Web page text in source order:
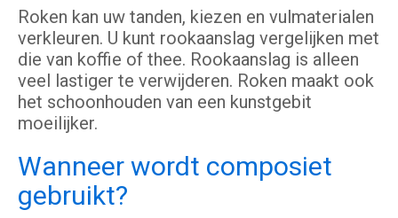
Roken kan uw tanden, kiezen en vulmaterialen
verkleuren. U kunt rookaanslag vergelijken met
die van koffie of thee. Rookaanslag is alleen
veel lastiger te verwijderen. Roken maakt ook
het schoonhouden van een kunstgebit
moeilijker.
Wanneer wordt composiet
gebruikt?